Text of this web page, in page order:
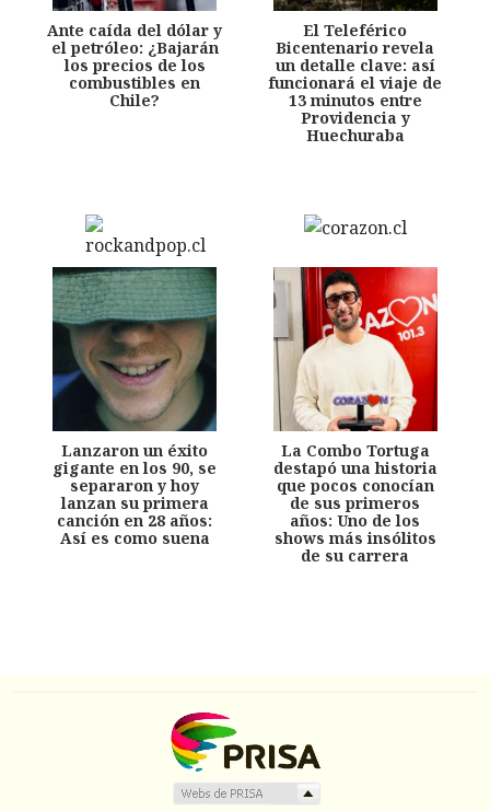
Ante caída del dólar y
el petróleo: ¿Bajarán
los precios de los
combustibles en
Chile?
El Teleférico
Bicentenario revela
un detalle clave: así
funcionará el viaje de
13 minutos entre
Providencia y
Huechuraba
Lanzaron un éxito
gigante en los 90, se
separaron y hoy
lanzan su primera
canción en 28 años:
Así es como suena
La Combo Tortuga
destapó una historia
que pocos conocían
de sus primeros
años: Uno de los
shows más insólitos
de su carrera